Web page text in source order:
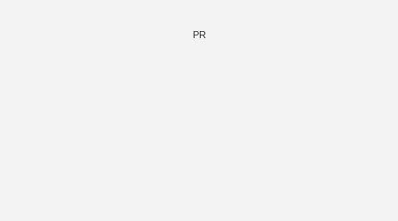
PR